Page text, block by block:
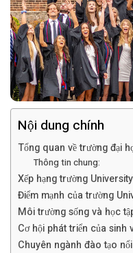
Nội dung chính
Tổng quan về trường đại
Thông tin chung:
Xếp hạng trường
Điểm mạnh của trường
Môi trường sống và học
Cơ hội phát triển của
Chuyên ngành đào tạo